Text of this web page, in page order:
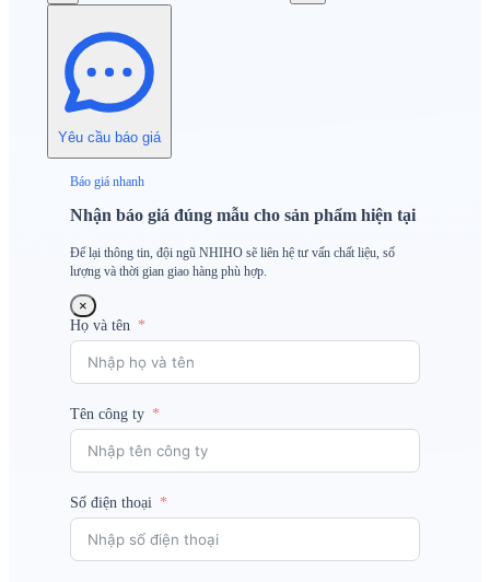
Yêu cầu báo giá
Báo giá nhanh
Nhận báo giá đúng mẫu cho sản phẩm hiện tại
Để lại thông tin, đội ngũ NHIHO sẽ liên hệ tư vấn chất liệu, số
lượng và thời gian giao hàng phù hợp.
×
Họ và tên
Tên công ty
Số điện thoại